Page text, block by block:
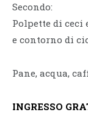
Secondo:
Polpette di ceci
e contorno di
Pane, acqua,
INGRESSO